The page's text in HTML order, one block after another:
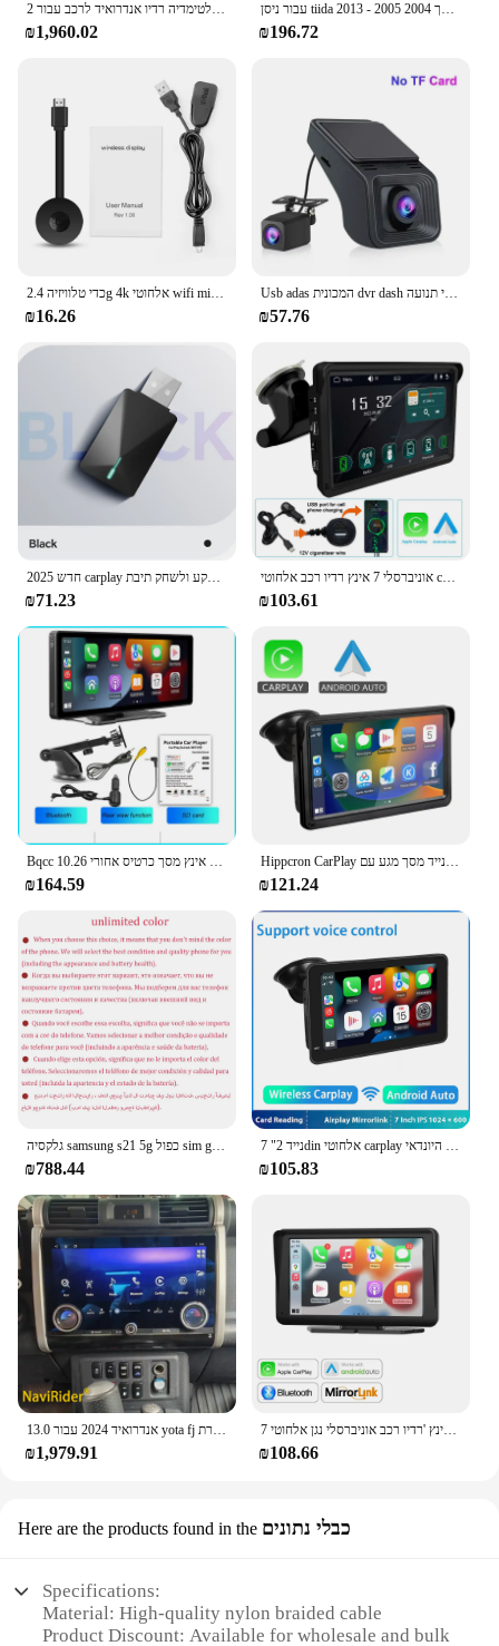
2 שחקן מולטימדיה רדיו אנדרואיד לרכב עבור toyota fj הסיירת j15 2007-2024 אוטומטי עם מסך בקרת מיזוג אוויר
₪1,960.02
עבור ניסן tiida היפך 2004 2005 - 2013 Tsla 9.7 אנדרואיד אינץ 'רדיו אוטומטי אנדרואיד 14 מכונית אנדרואיד רדיו אוטומטי אנדרואיד
₪196.72
כדי טלוויזיה 2.4g 4k אלחוטי wifi mirroring טלוויזיה מקל hdmi מתאם 1080p תצוגה dongle עבור טלפון אנדרואיד טלפון אנדרואיד huawei
₪16.26
Usb adas המכונית dvr dash עבור שחקן מולטימדיה אנדרואיד אוטומטי קדמי ו מצלמה אחורית לולאה הקלטה גילוי תנועה
₪57.76
2025 חדש carplay אלחוטי אוטומטי אנדרואיד תקע תקע ולשחק תיבת WiFi מיני חכם להתחבר אוניברסלי עבור mazda 3 6
₪71.23
אוניברסלי 7 אינץ רדיו רכב אלחוטי carplay אנדרואיד רכב וידאו מולטימדיה נגן Bluetooth מסך מגע למצלמה תצוגה אחורית
₪103.61
Bqcc 10.26 אינץ נייד אינץ מסך כרטיס אחורי hd אחורי מצלמה המכונית רדיו dvr mp5 מולטימדיה נגן וידאו אוטומטי אנדרואיד
₪164.59
Hippcron CarPlay אנדרואיד אוטומטי רכב רדיו מולטימדיה נגן וידאו 7 אינץ נייד מסך מגע עם USB AUX עבור אחורית מצלמה
₪121.24
גלקסיה samsung s21 5g כפול sim g9910 6.2 מקורי "oled rom 128GB 256GB זכרון RAM 8GB מצב Snapdragon nfc ned 5g טלפון סלולרי אנדרואיד
₪788.44
7 "נייד 2din אלחוטי carplay רכב אנדרואיד רכב רכב מולטימדיה עבור היונדאי kia toyota honda vw bmw benz האחורי מצלמה אחורית audi
₪105.83
₪1,979.91
7 אינץ 'רדיו רכב אוניברסלי נגן אלחוטי carplay אנדרואיד אוטומטי mirrorlink מסך מגע עבור vw Nissan toyota kia מכוניות kia
₪108.66
Here are the products found in the כבלי נתונים
Specifications:
Material: High-quality nylon braided cable
Product Discount: Available for wholesale and bulk